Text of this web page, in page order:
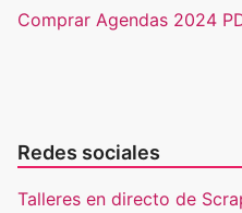
Comprar Agendas 2024
Redes sociales
Talleres en directo de